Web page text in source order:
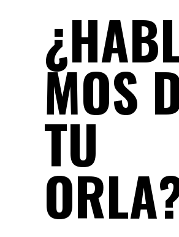
MOS
TU